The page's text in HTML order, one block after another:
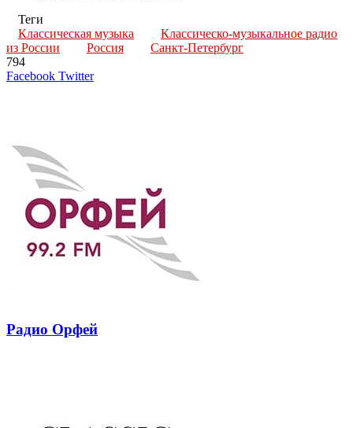
Теги
Классическая музыка
Классическо-музыкальное радио
из России
Россия
Санкт-Петербург
794
Facebook TwitterLinkedIn
Tumblr
Reddit
Вконтакте
Одноклассники
Skype
Messenger
Messenger
WhatsApp
Telegram
Viber
Line
Поделиться
Печатать
Радио Орфей